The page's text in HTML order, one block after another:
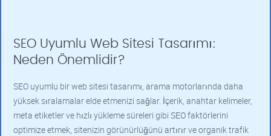
SEO Uyumlu Web Sitesi Tasarımı:
Neden Önemlidir?
SEO uyumlu bir web sitesi tasarımı, arama motorlarında daha
yüksek sıralamalar elde etmenizi sağlar. İçerik, anahtar kelimeler,
meta etiketler ve hızlı yükleme süreleri gibi SEO faktörlerini
optimize etmek, sitenizin görünürlüğünü artırır ve organik trafik